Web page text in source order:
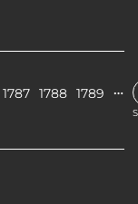
1787 1788 1789 …